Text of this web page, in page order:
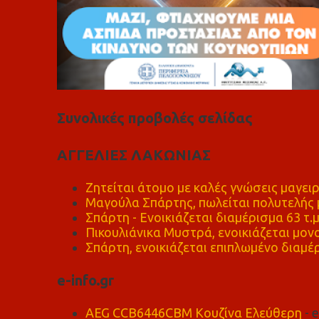
Συνολικές προβολές σελίδας
ΑΓΓΕΛΙΕΣ ΛΑΚΩΝΙΑΣ
Ζητείται άτομο με καλές γνώσεις
Μαγούλα Σπάρτης, πωλείται πολυτελής
Σπάρτη - Ενοικιάζεται διαμέρισμα 63 τ.μ
Πικουλιάνικα Μυστρά, ενοικιάζεται
Σπάρτη, ενοικιάζεται επιπλωμένο
e-info.gr
AEG CCB6446CBM Κουζίνα Ελεύθερη -